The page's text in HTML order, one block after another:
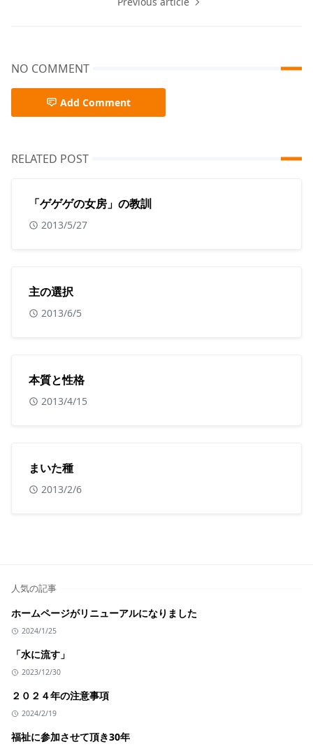
NO COMMENT
Add Comment
RELATED POST
「ゲゲゲの女房」の教訓
2013/5/27
主の選択
2013/6/5
本質と性格
2013/4/15
まいた種
2013/2/6
人気の記事
ホームページがリニューアルになりました
2024/1/25
「水に流す」
2023/12/30
２０２４年の注意事項
2024/2/19
福祉に参加させて頂き30年